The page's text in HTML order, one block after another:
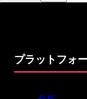
プラットフォ